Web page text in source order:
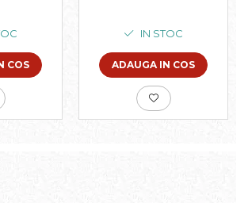
COS
IN STOC
ADAUGA IN COS